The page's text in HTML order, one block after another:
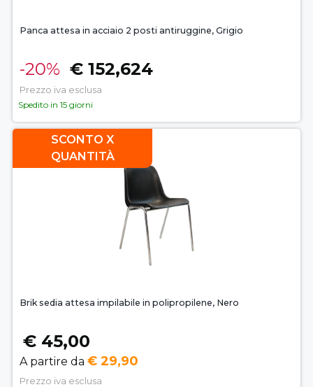
Panca attesa in acciaio 2 posti antiruggine, Grigio
-20% € 152,624
Prezzo iva esclusa
Spedito in 15 giorni
SCONTO X
QUANTITÀ
Brik sedia attesa impilabile in polipropilene, Nero
€ 45,00
A partire da € 29,90
Prezzo iva esclusa